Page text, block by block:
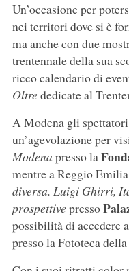
Un’occasione per
nei territori dove si è
ma anche con due
trentennale della sua
ricco calendario di
Oltrededicate al
A Modena gli
un’agevolazione per
Modena presso la
mentre a Reggio
diversa. Luigi Ghirri,
prospettivepresso
possibilità di accedere
presso la Fototeca